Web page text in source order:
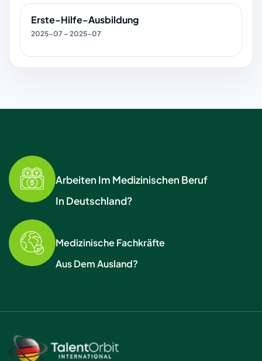
Erste-Hilfe-Ausbildung
2025-07 – 2025-07
Arbeiten Im Medizinischen Beruf
In Deutschland?
Medizinische Fachkräfte
Aus Dem Ausland?